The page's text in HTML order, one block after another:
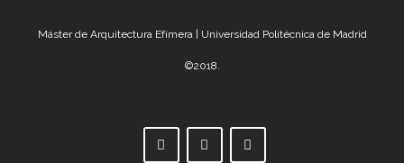
Máster de Arquitectura Efímera | Universidad Politécnica de Madrid
©2018.